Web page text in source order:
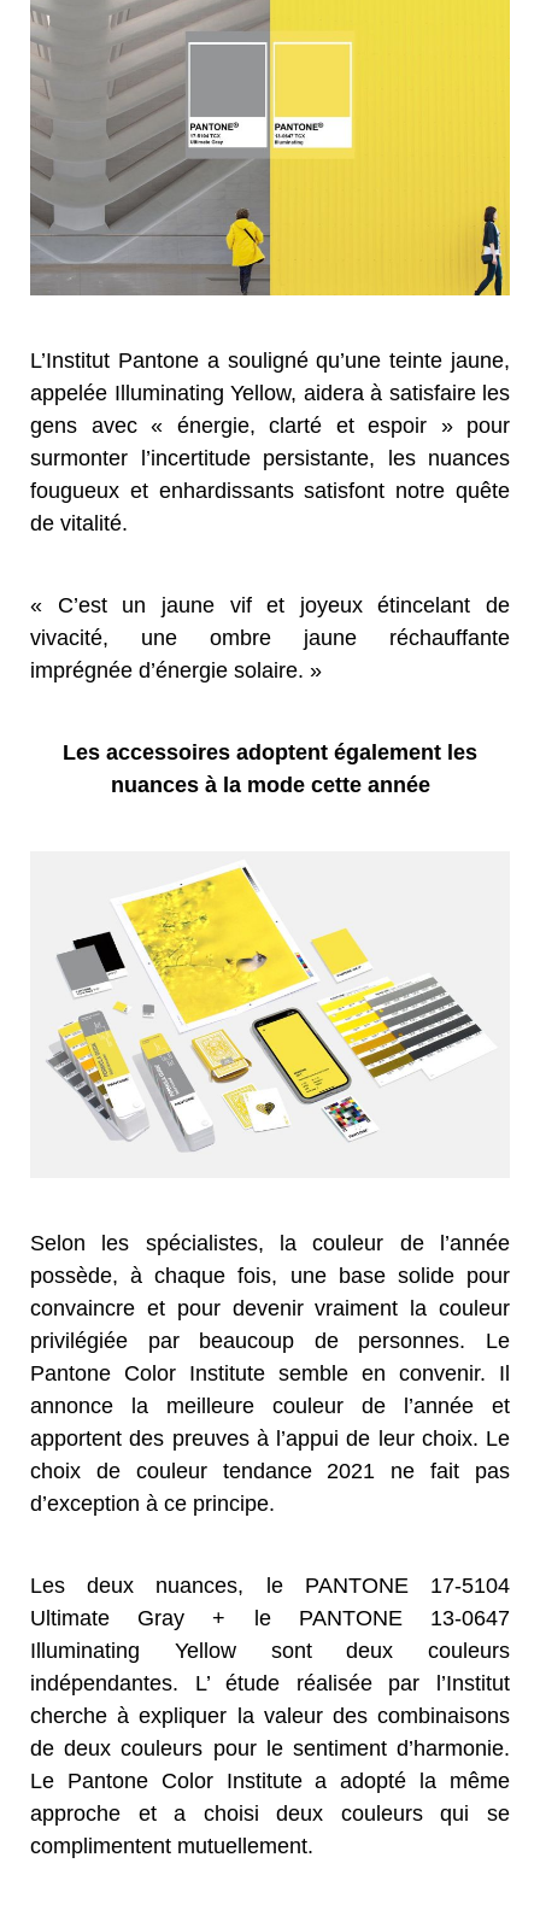
L’Institut Pantone a souligné qu’une teinte jaune,
appelée Illuminating Yellow, aidera à satisfaire les
gens avec « énergie, clarté et espoir » pour
surmonter l’incertitude persistante, les nuances
fougueux et enhardissants satisfont notre quête
de vitalité.
« C’est un jaune vif et joyeux étincelant de
vivacité, une ombre jaune réchauffante
imprégnée d’énergie solaire. »
Les accessoires adoptent également les
nuances à la mode cette année
Selon les spécialistes, la couleur de l’année
possède, à chaque fois, une base solide pour
convaincre et pour devenir vraiment la couleur
privilégiée par beaucoup de personnes. Le
Pantone Color Institute semble en convenir. Il
annonce la meilleure couleur de l’année et
apportent des preuves à l’appui de leur choix. Le
choix de couleur tendance 2021 ne fait pas
d’exception à ce principe.
Les deux nuances, le PANTONE 17-5104
Ultimate Gray + le PANTONE 13-0647
Illuminating Yellow sont deux couleurs
indépendantes. L’ étude réalisée par l’Institut
cherche à expliquer la valeur des combinaisons
de deux couleurs pour le sentiment d’harmonie.
Le Pantone Color Institute a adopté la même
approche et a choisi deux couleurs qui se
complimentent mutuellement.